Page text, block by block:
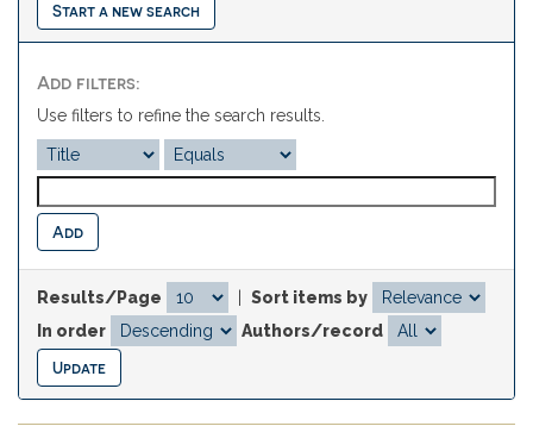
Start a new search
Add filters:
Use filters to refine the search results.
Results/Page
Sort items by
In order
Authors/record